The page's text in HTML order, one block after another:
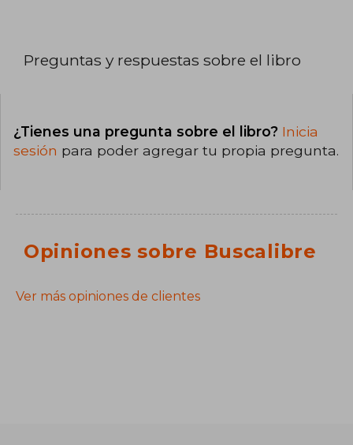
Preguntas y respuestas sobre el libro
¿Tienes una pregunta sobre el libro? Inicia
sesión para poder agregar tu propia pregunta.
Opiniones sobre Buscalibre
Ver más opiniones de clientes